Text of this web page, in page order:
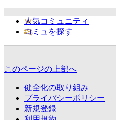
人気コミュニティ
コミュを探す
このページの上部へ
健全化の取り組み
プライバシーポリシー
新規登録